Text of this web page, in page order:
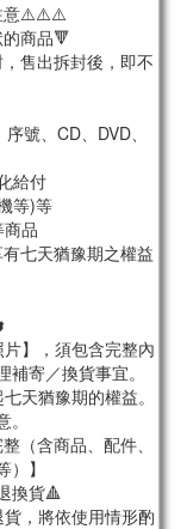
意⚠️⚠️⚠️
商品🔻
售出拆封後，即不
號、CD、DVD、
給付
等)等
品
七天猶豫期之權益
】，須包含完整內
寄／換貨事宜。
天猶豫期的權益。
（含商品、配件、
】
換貨🔺
，將依使用情形酌